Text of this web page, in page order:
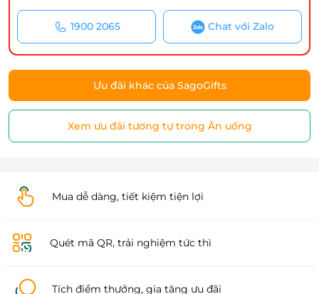
1900 2065 Chat với Zalo
Ưu đãi khác của SagoGifts
Xem ưu đãi tương tự trong Ăn uống
Mua dễ dàng, tiết kiệm tiện lợi
Quét mã QR, trải nghiệm tức thì
Tích điểm thưởng, gia tăng ưu đãi